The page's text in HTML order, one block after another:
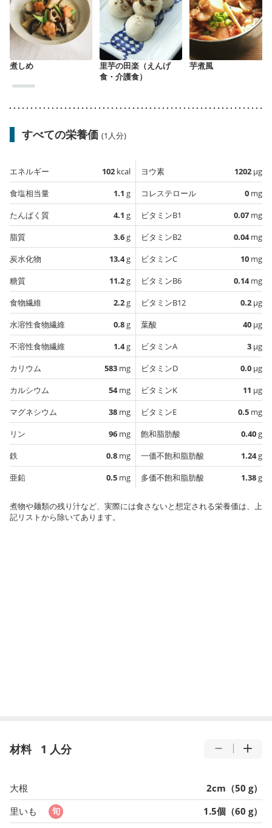
煮しめ
里芋の田楽（えんげ
食・介護食）
芋煮風
すべての栄養価 (1人分)
エネルギー 102 kcal
食塩相当量
1.1 g
たんぱく質
4.1 g
脂質
3.6g
炭水化物
13.4g
糖質
11.2g
食物繊維
2.2g
水溶性食物繊維
0.8g
不溶性食物繊維
1.4g
カリウム
583 mg
カルシウム
54mg
マグネシウム
38 mg
リン
96 mg
鉄
0.8 mg
亜鉛
0.5 mg
ヨウ素 1202 µg
コレステロール
0 mg
ビタミンB1
0.07 mg
ビタミンB2
0.04mg
ビタミンC
10 mg
ビタミンB6
0.14mg
ビタミンB12
0.2 µg
葉酸
40 µg
ビタミンA
3 µg
ビタミンD
0.0 µg
ビタミンK
11 µg
ビタミンE
0.5 mg
飽和脂肪酸
0.40g
一価不飽和脂肪酸
1.24g
多価不飽和脂肪酸
1.38g
煮物や麺類の残り汁など、実際には食さないと想定される栄養価は、上
記リストから除いてあります。
材料 1 人分
大根
2cm（50 g）
里いも
1.5個（60 g）